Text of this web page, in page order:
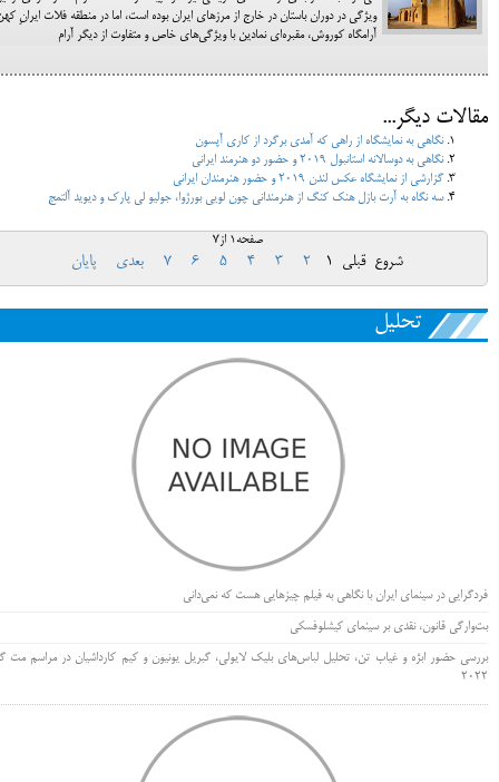
ویژگی در دوران باستان در خارج از مرزهای ایران بوده است، اما در منطقه فلات ایرانِ
آرامگاه کوروش، مقبره‌ای نمادین با ویژگی‌های خاص و متفاوت از دیگر آرام
مقالات دیگر...
نگاهی به نمایشگاه از راهی که آمدی برگرد از کاری آپسون
نگاهی به دوسالانه استانبول 2019 و حضور دو هنرمند ایرانی
گزارشی از نمایشگاه عکس لندن 2019 و حضور هنرمندان ایرانی
سه نگاه به آرت بازل هنک کنگ از هنرمندانی چون لویی بورژوا، جولیو لی پارک و دیوید آلتمج
صفحه1 از7
شروع قبلی 1
2
3
4
5
6
7 بعدی پایان
تحلیل
فردگرایی در سینمای ایران با نگاهی به فیلم چیزهایی هست که نمی‌دانی
بت‌وارگی قانون، نقدی بر سینمای کیشلوفسکی
بررسی حضور ابژه و غیاب تن، تحلیل لباس‌های بلیک لایولی، گبریل یونیون و کیم کارداشیان در مراسم مت
۲۰۲۲